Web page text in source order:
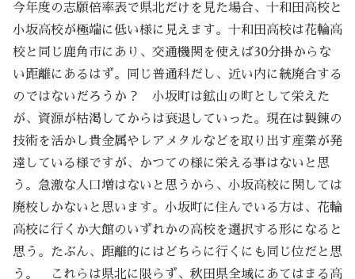
今年度の志願倍率表で県北だけを見た場合、十和田高校と
小坂高校が極端に低い様に見えます。十和田高校は花輪高
校と同じ鹿角市にあり、交通機関を使えば30分掛からな
い距離にあるはず。同じ普通科だし、近い内に統廃合する
のではないだろうか？ 小坂町は鉱山の町として栄えた
が、資源が枯渇してからは衰退していった。現在は製錬の
技術を活かし貴金属やレアメタルなどを取り出す産業が発
達している様ですが、かつての様に栄える事はないと思
う。急激な人口増はないと思うから、小坂高校に関しては
廃校しかないと思います。小坂町に住んでいる方は、花輪
高校に行くか大館のいずれかの高校を選択する形になると
思う。たぶん、距離的にはどちらに行くにも同じ位だと思
う。 これらは県北に限らず、秋田県全域にあてはまる高